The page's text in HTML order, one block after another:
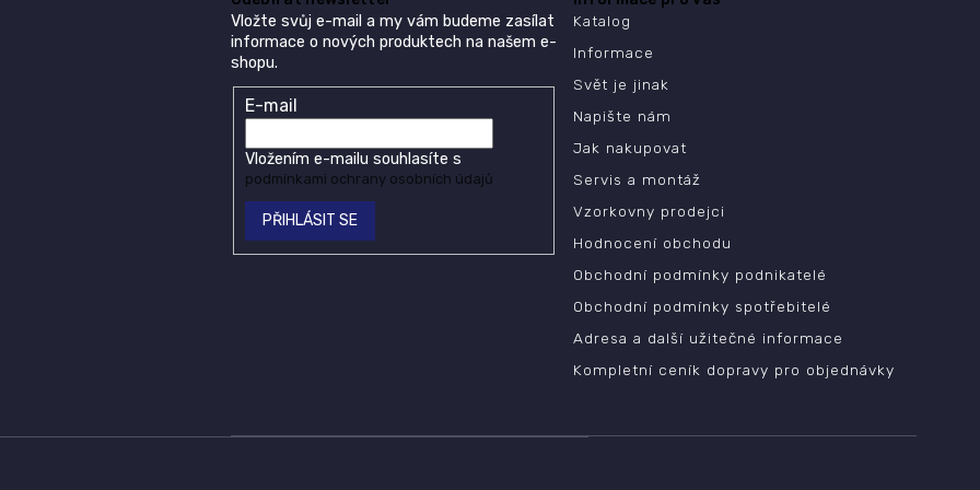
Vložte svůj e-mail a my vám budeme zasílat
informace o nových produktech na našem e-
shopu.
E-mail
Vložením e-mailu souhlasíte s
podmínkami ochrany osobních údajů
PŘIHLÁSIT SE
Katalog
Informace
Svět je jinak
Napište nám
Jak nakupovat
Servis a montáž
Vzorkovny prodejci
Hodnocení obchodu
Obchodní podmínky podnikatelé
Obchodní podmínky spotřebitelé
Adresa a další užitečné informace
Kompletní ceník dopravy pro objednávky